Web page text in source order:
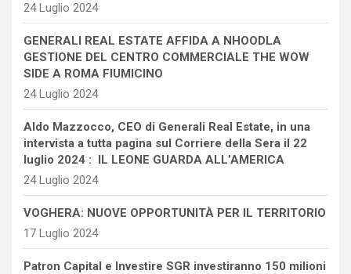
24 Luglio 2024
GENERALI REAL ESTATE AFFIDA A NHOODLA
GESTIONE DEL CENTRO COMMERCIALE THE WOW
SIDE A ROMA FIUMICINO
24 Luglio 2024
Aldo Mazzocco, CEO di Generali Real Estate, in una
intervista a tutta pagina sul Corriere della Sera il 22
luglio 2024 : IL LEONE GUARDA ALL’AMERICA
24 Luglio 2024
VOGHERA: NUOVE OPPORTUNITÀ PER IL TERRITORIO
17 Luglio 2024
Patron Capital e Investire SGR investiranno 150 milioni